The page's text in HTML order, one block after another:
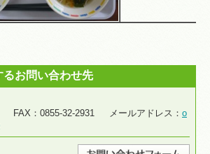
るお問い合わせ先
FAX：0855-32-2931 メールアドレス： o